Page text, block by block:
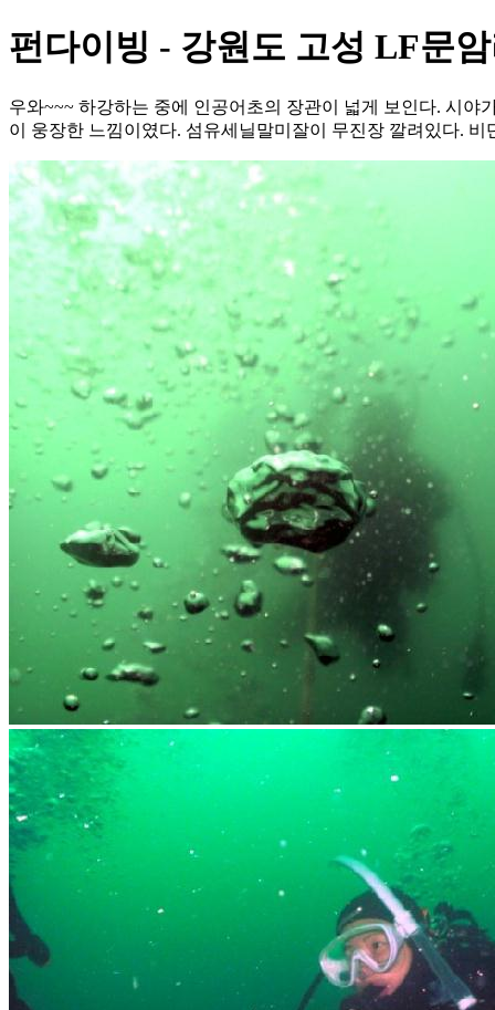
펀다이빙 - 강원도 고성 LF문
우와~~~ 하강하는 중에 인공어초의 장관이 넓게 보인다. 시
이 웅장한 느낌이였다. 섬유세닐말미잘이 무진장 깔려있다. 비